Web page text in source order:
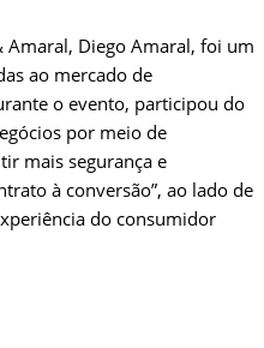
Diego Amaral, foi um
ao mercado de
o evento, participou do
por meio de
mais segurança e
à conversão”, ao lado de
do consumidor